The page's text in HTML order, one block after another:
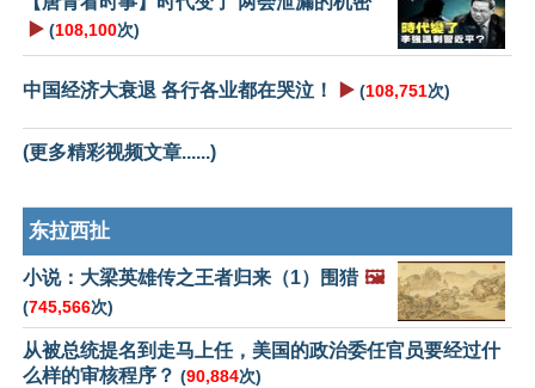
▶️ (108,100次)
中国经济大衰退 各行各业都在哭泣！ ▶️ (108,751次)
(更多精彩视频文章......)
东拉西扯
小说：大梁英雄传之王者归来（1）围猎 🖼️
(745,566次)
从被总统提名到走马上任，美国的政治委任官员要经过什
么样的审核程序？ (90,884次)